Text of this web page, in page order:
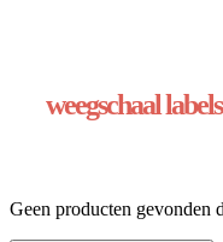
weegschaal
Geen producten gevonden